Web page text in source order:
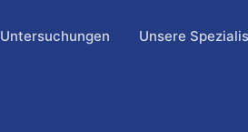
Untersuchungen Unsere